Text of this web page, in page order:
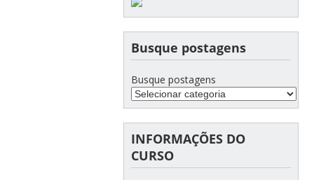
Busque postagens
Busque postagens
INFORMAÇÕES DO
CURSO